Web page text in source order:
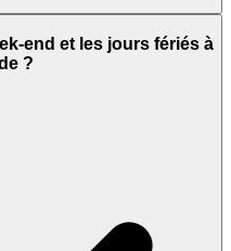
end et les jours fériés à
?